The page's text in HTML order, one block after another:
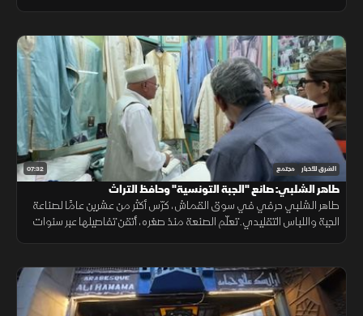
07:32 الشرق للأخبار مجتمع
طاهر الشلبي: صانع "الجبة التونسية" وحافظ التراث
طاهر الشلبي حرفي في سوق القماش، كرّس أكثر من عشرين عامًا لصناعة
الجبة واللباس التقليدي. تعلّم الصنعة منذ صغره، أتقن تفاصيلها عبر سنوات